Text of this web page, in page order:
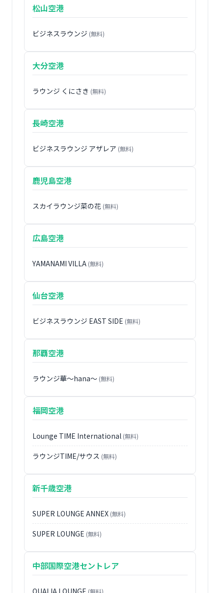
松山空港
ビジネスラウンジ (無料)
大分空港
ラウンジ くにさき (無料)
長崎空港
ビジネスラウンジ アザレア (無料)
鹿児島空港
スカイラウンジ菜の花 (無料)
広島空港
YAMANAMI VILLA (無料)
仙台空港
ビジネスラウンジ EAST SIDE (無料)
那覇空港
ラウンジ華〜hana〜 (無料)
福岡空港
Lounge TIME International (無料)
ラウンジTIME/サウス (無料)
新千歳空港
SUPER LOUNGE ANNEX (無料)
SUPER LOUNGE (無料)
中部国際空港セントレア